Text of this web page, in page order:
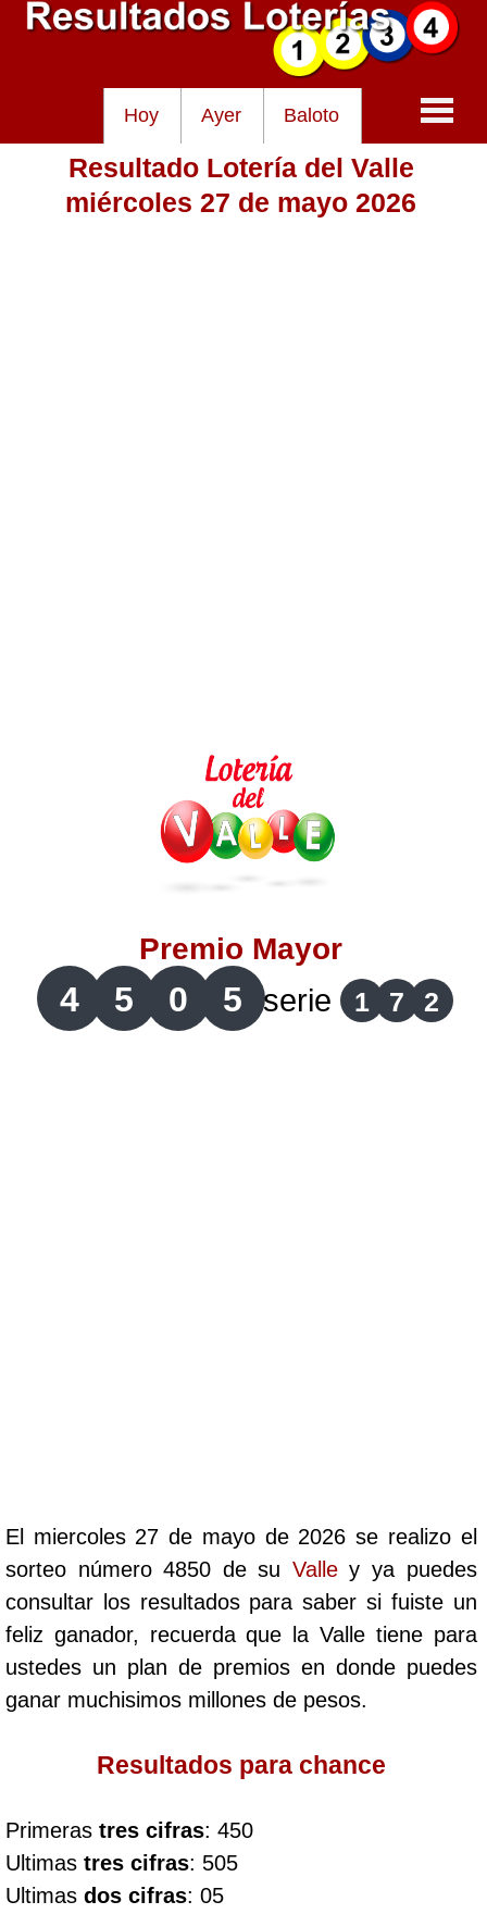
Hoy Ayer Baloto
Baloto
Lotería de Bogotá
Lotería de Risaralda
Lotería de Medellín
Lotería de Santander
Lotería del Cauca
Cafeterito Noche
Caribeña Día
Caribeña Noche
Culona día
Resultado Lotería del Valle
miércoles 27 de mayo 2026
Premio Mayor
4 5 0 5 serie 1 7 2
El miercoles 27 de mayo de 2026 se realizo el
sorteo número 4850 de su Valley ya puedes
consultar los resultados para saber si fuiste un
feliz ganador, recuerda que la Valle tiene para
ustedes un plan de premios en donde puedes
ganar muchisimos millones de pesos.
Resultados para chance
Primeras tres cifras: 450
Ultimas tres cifras: 505
Ultimas dos cifras: 05